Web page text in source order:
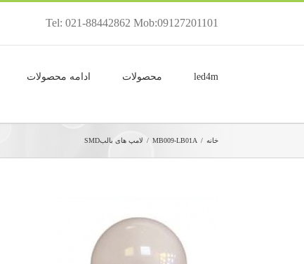
Tel: 021-88442862 Mob:09127201101
led4m محصولات ادامه محصولات
خانه /
MB009-LB01A
/ لامپ های بالبSMD